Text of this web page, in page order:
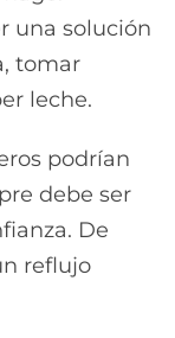
una solución
tomar
leche.
podrían
debe ser
De
reflujo